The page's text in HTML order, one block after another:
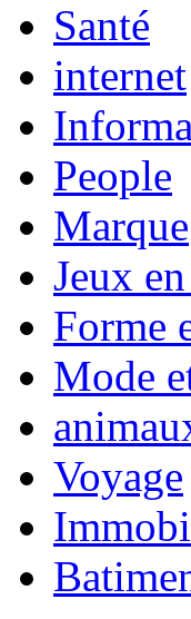
Santé
internet
People
Marque
Jeux
Forme
Mode
Voyage